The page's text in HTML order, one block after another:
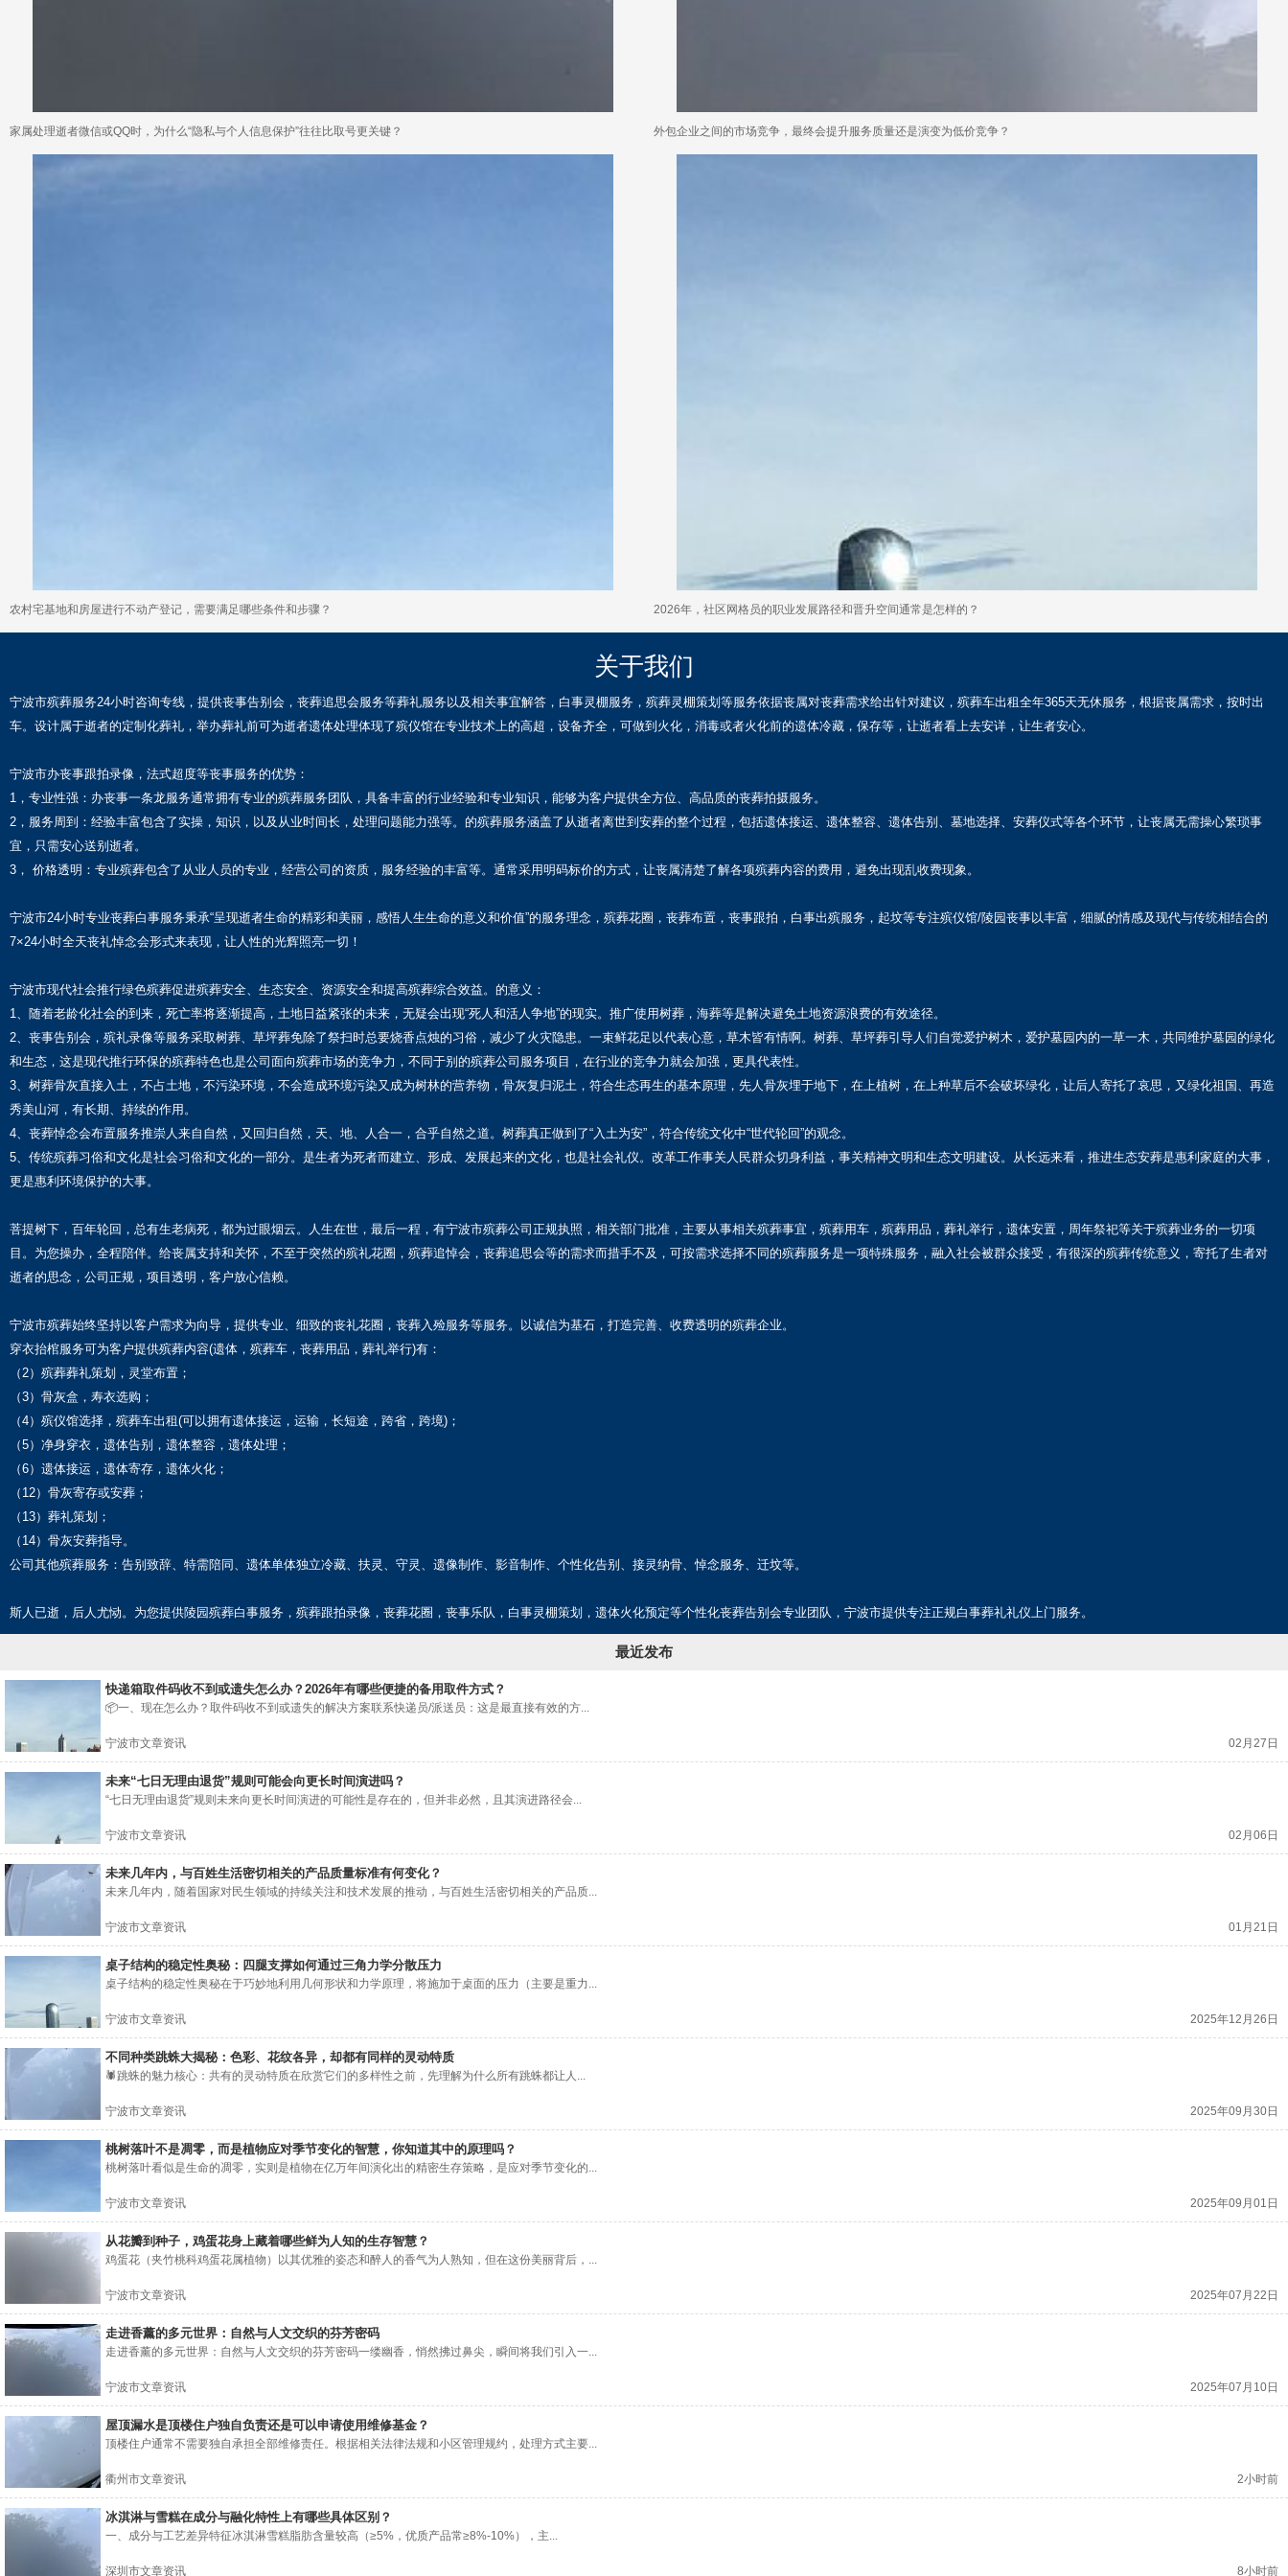
家属处理逝者微信或QQ时，为什么“隐私与个人信息保护”往往比取号更关键？ 外包企业之间的市场竞争，最终会提升服务质量还是演变为低价竞争？
农村宅基地和房屋进行不动产登记，需要满足哪些条件和步骤？ 2026年，社区网格员的职业发展路径和晋升空间通常是怎样的？
关于我们
宁波市殡葬服务24小时咨询专线，提供丧事告别会，丧葬追思会服务等葬礼服务以及相关事宜解答，白事灵棚服务，殡葬灵棚策划等服务依据丧属对丧葬需求给出针对建议，殡葬车出租全年365天无休服务，根据丧属需求，按时出
车。设计属于逝者的定制化葬礼，举办葬礼前可为逝者遗体处理体现了殡仪馆在专业技术上的高超，设备齐全，可做到火化，消毒或者火化前的遗体冷藏，保存等，让逝者看上去安详，让生者安心。
宁波市办丧事跟拍录像，法式超度等丧事服务的优势：
1，专业性强：办丧事一条龙服务通常拥有专业的殡葬服务团队，具备丰富的行业经验和专业知识，能够为客户提供全方位、高品质的丧葬拍摄服务。
2，服务周到：经验丰富包含了实操，知识，以及从业时间长，处理问题能力强等。的殡葬服务涵盖了从逝者离世到安葬的整个过程，包括遗体接运、遗体整容、遗体告别、墓地选择、安葬仪式等各个环节，让丧属无需操心繁琐事
宜，只需安心送别逝者。
3， 价格透明：专业殡葬包含了从业人员的专业，经营公司的资质，服务经验的丰富等。通常采用明码标价的方式，让丧属清楚了解各项殡葬内容的费用，避免出现乱收费现象。
宁波市24小时专业丧葬白事服务秉承“呈现逝者生命的精彩和美丽，感悟人生生命的意义和价值”的服务理念，殡葬花圈，丧葬布置，丧事跟拍，白事出殡服务，起坟等专注殡仪馆/陵园丧事以丰富，细腻的情感及现代与传统相结合的
7×24小时全天丧礼悼念会形式来表现，让人性的光辉照亮一切！
宁波市现代社会推行绿色殡葬促进殡葬安全、生态安全、资源安全和提高殡葬综合效益。的意义：
1、随着老龄化社会的到来，死亡率将逐渐提高，土地日益紧张的未来，无疑会出现“死人和活人争地”的现实。推广使用树葬，海葬等是解决避免土地资源浪费的有效途径。
2、丧事告别会，殡礼录像等服务采取树葬、草坪葬免除了祭扫时总要烧香点烛的习俗，减少了火灾隐患。一束鲜花足以代表心意，草木皆有情啊。树葬、草坪葬引导人们自觉爱护树木，爱护墓园内的一草一木，共同维护墓园的绿化
和生态，这是现代推行环保的殡葬特色也是公司面向殡葬市场的竞争力，不同于别的殡葬公司服务项目，在行业的竞争力就会加强，更具代表性。
3、树葬骨灰直接入土，不占土地，不污染环境，不会造成环境污染又成为树林的营养物，骨灰复归泥土，符合生态再生的基本原理，先人骨灰埋于地下，在上植树，在上种草后不会破坏绿化，让后人寄托了哀思，又绿化祖国、再造
秀美山河，有长期、持续的作用。
4、丧葬悼念会布置服务推崇人来自自然，又回归自然，天、地、人合一，合乎自然之道。树葬真正做到了“入土为安”，符合传统文化中“世代轮回”的观念。
5、传统殡葬习俗和文化是社会习俗和文化的一部分。是生者为死者而建立、形成、发展起来的文化，也是社会礼仪。改革工作事关人民群众切身利益，事关精神文明和生态文明建设。从长远来看，推进生态安葬是惠利家庭的大事，
更是惠利环境保护的大事。
菩提树下，百年轮回，总有生老病死，都为过眼烟云。人生在世，最后一程，有宁波市殡葬公司正规执照，相关部门批准，主要从事相关殡葬事宜，殡葬用车，殡葬用品，葬礼举行，遗体安置，周年祭祀等关于殡葬业务的一切项
目。为您操办，全程陪伴。给丧属支持和关怀，不至于突然的殡礼花圈，殡葬追悼会，丧葬追思会等的需求而措手不及，可按需求选择不同的殡葬服务是一项特殊服务，融入社会被群众接受，有很深的殡葬传统意义，寄托了生者对
逝者的思念，公司正规，项目透明，客户放心信赖。
宁波市殡葬始终坚持以客户需求为向导，提供专业、细致的丧礼花圈，丧葬入殓服务等服务。以诚信为基石，打造完善、收费透明的殡葬企业。
穿衣抬棺服务可为客户提供殡葬内容(遗体，殡葬车，丧葬用品，葬礼举行)有：
（2）殡葬葬礼策划，灵堂布置；
（3）骨灰盒，寿衣选购；
（4）殡仪馆选择，殡葬车出租(可以拥有遗体接运，运输，长短途，跨省，跨境)；
（5）净身穿衣，遗体告别，遗体整容，遗体处理；
（6）遗体接运，遗体寄存，遗体火化；
（12）骨灰寄存或安葬；
（13）葬礼策划；
（14）骨灰安葬指导。
公司其他殡葬服务：告别致辞、特需陪同、遗体单体独立冷藏、扶灵、守灵、遗像制作、影音制作、个性化告别、接灵纳骨、悼念服务、迁坟等。
斯人已逝，后人尤恸。为您提供陵园殡葬白事服务，殡葬跟拍录像，丧葬花圈，丧事乐队，白事灵棚策划，遗体火化预定等个性化丧葬告别会专业团队，宁波市提供专注正规白事葬礼礼仪上门服务。
最近发布
快递箱取件码收不到或遗失怎么办？2026年有哪些便捷的备用取件方式？
📦一、现在怎么办？取件码收不到或遗失的解决方案联系快递员/派送员：这是最直接有效的方...
宁波市文章资讯 02月27日
未来“七日无理由退货”规则可能会向更长时间演进吗？
“七日无理由退货”规则未来向更长时间演进的可能性是存在的，但并非必然，且其演进路径会...
宁波市文章资讯 02月06日
未来几年内，与百姓生活密切相关的产品质量标准有何变化？
未来几年内，随着国家对民生领域的持续关注和技术发展的推动，与百姓生活密切相关的产品质...
宁波市文章资讯 01月21日
桌子结构的稳定性奥秘：四腿支撑如何通过三角力学分散压力
桌子结构的稳定性奥秘在于巧妙地利用几何形状和力学原理，将施加于桌面的压力（主要是重力...
宁波市文章资讯 2025年12月26日
不同种类跳蛛大揭秘：色彩、花纹各异，却都有同样的灵动特质
🕷️跳蛛的魅力核心：共有的灵动特质在欣赏它们的多样性之前，先理解为什么所有跳蛛都让人...
宁波市文章资讯 2025年09月30日
桃树落叶不是凋零，而是植物应对季节变化的智慧，你知道其中的原理吗？
桃树落叶看似是生命的凋零，实则是植物在亿万年间演化出的精密生存策略，是应对季节变化的...
宁波市文章资讯 2025年09月01日
从花瓣到种子，鸡蛋花身上藏着哪些鲜为人知的生存智慧？
鸡蛋花（夹竹桃科鸡蛋花属植物）以其优雅的姿态和醉人的香气为人熟知，但在这份美丽背后，...
宁波市文章资讯 2025年07月22日
走进香薰的多元世界：自然与人文交织的芬芳密码
走进香薰的多元世界：自然与人文交织的芬芳密码一缕幽香，悄然拂过鼻尖，瞬间将我们引入一...
宁波市文章资讯 2025年07月10日
屋顶漏水是顶楼住户独自负责还是可以申请使用维修基金？
顶楼住户通常不需要独自承担全部维修责任。根据相关法律法规和小区管理规约，处理方式主要...
衢州市文章资讯 2小时前
冰淇淋与雪糕在成分与融化特性上有哪些具体区别？
一、成分与工艺差异特征冰淇淋雪糕脂肪含量较高（≥5%，优质产品常≥8%-10%），主...
深圳市文章资讯 8小时前